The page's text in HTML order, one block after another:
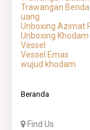
Trawangan Benda
uang
Unboxing Azimat
Unboxing Khodam
Vessel
Vessel Emas
wujud khodam
Beranda
Find Us